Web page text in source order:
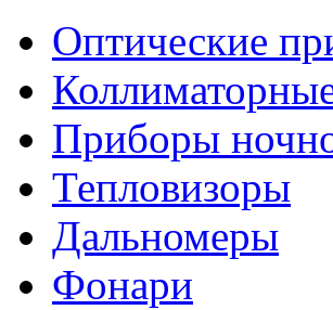
Оптические
Приборы
Тепловизоры
Дальномеры
Фонари